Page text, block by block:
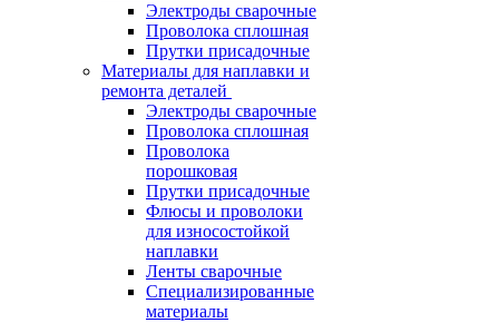
Электроды сварочные
Проволока сплошная
Прутки присадочные
Материалы для наплавки и
ремонта деталей
Электроды сварочные
Проволока сплошная
Проволока
порошковая
Прутки присадочные
Флюсы и проволоки
для износостойкой
наплавки
Ленты сварочные
Специализированные
материалы